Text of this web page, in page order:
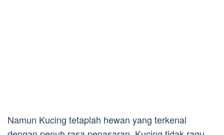
Namun Kucing tetaplah hewan yang terkenal